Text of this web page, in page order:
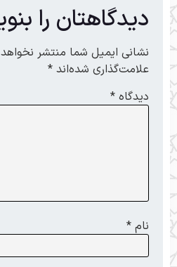
دیدگاهتان را
نشانی ایمیل شما منتشر
علامت‌گذاری شده‌اند *
دیدگاه *
نام *